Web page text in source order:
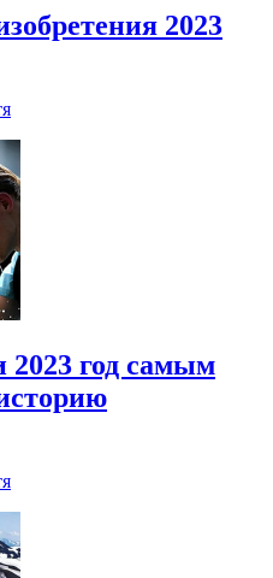
2023
2023 год самым